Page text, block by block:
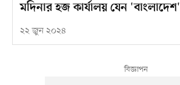
মদিনার হজ কার্যালয় যেন 'বাংলাদেশ'
২২ জুন ২০২৪